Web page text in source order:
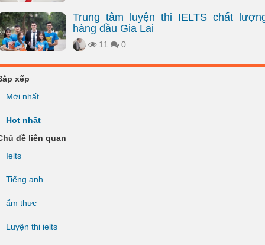
Trung tâm luyện thi IELTS chất
hàng đầu Gia Lai
11 0
xếp
Mới nhất
Hot nhất
đề liên quan
Ielts
Tiếng anh
ẩm thực
Luyện thi ielts